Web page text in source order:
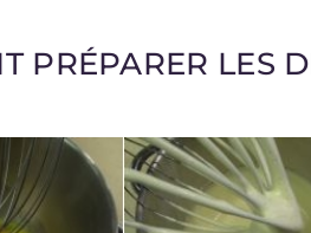
PRÉPARER LES